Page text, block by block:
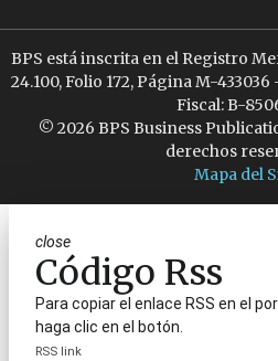
BPS está inscrita en el Registro
24.100, Folio 172, Página M-
Fiscal: B-
© 2026 BPS Business
derechos
Mapa del
close
Código Rss
Para copiar el enlace RSS en el
haga clic en el botón.
RSS link